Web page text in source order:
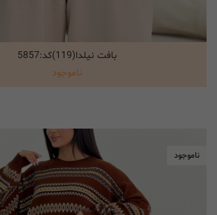
انتخاب گزینه ها
بافت نیلدا(119)کد:5857
ناموجود
ناموجود